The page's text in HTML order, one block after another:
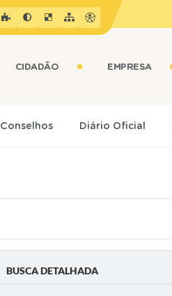
CIDADÃO EMPRESA
Conselhos Diário Oficial
BUSCA DETALHADA